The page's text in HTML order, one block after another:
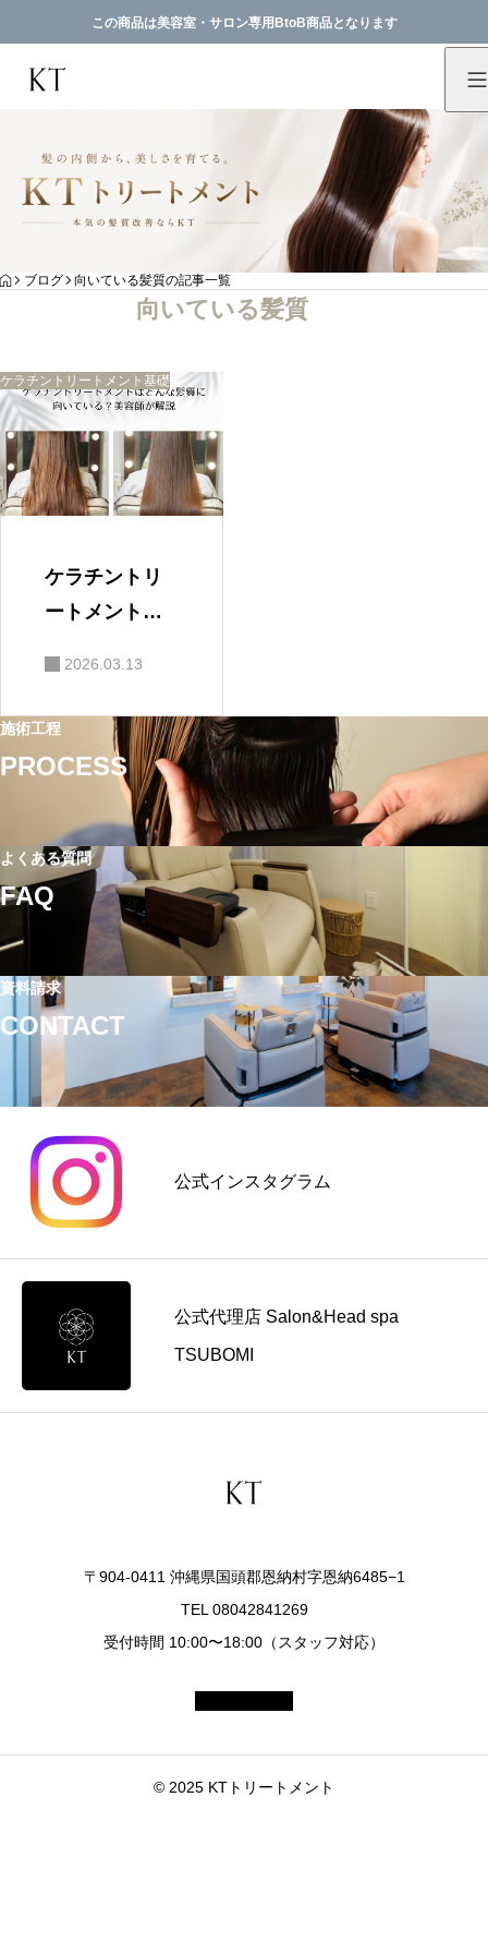
この商品は美容室・サロン専用BtoB商品となります
HOME
ブログ 向いている髪質の記事一覧
向いている髪質
ケラチントリートメント基礎
ケラチントリ
ートメントは
美容師が解説
2026.03.13
施術工程
PROCESS
よくある質問
FAQ
資料請求
CONTACT
公式インスタグラム
公式代理店 Salon&Head spa
TSUBOMI
〒904-0411 沖縄県国頭郡恩納村字恩納6485−1
TEL 08042841269
受付時間 10:00〜18:00（スタッフ対応）
© 2025 KTトリートメント